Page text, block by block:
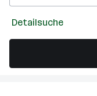
Detailsuche